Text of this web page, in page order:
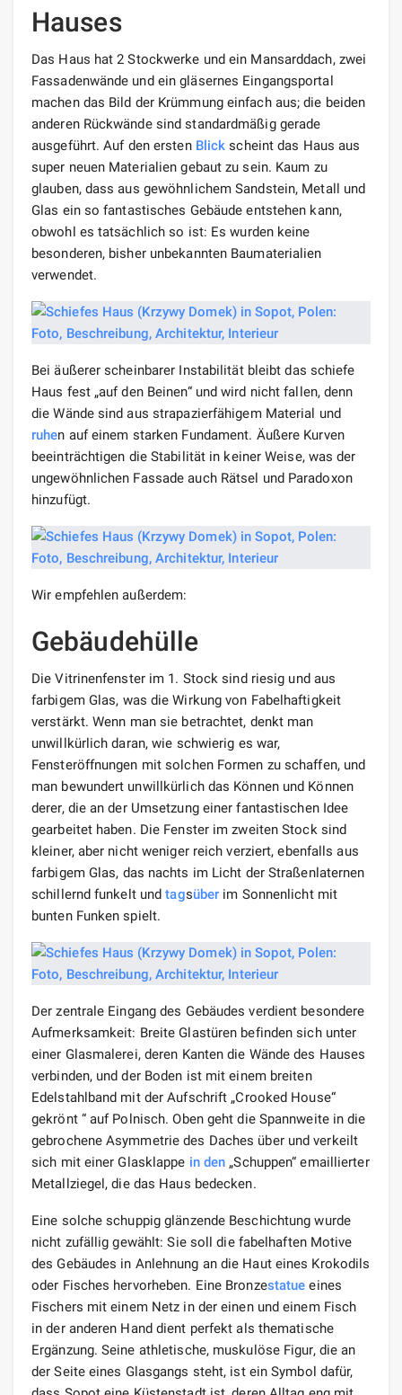
Hauses
Das Haus hat 2 Stockwerke und ein Mansarddach, zwei
Fassadenwände und ein gläsernes Eingangsportal
machen das Bild der Krümmung einfach aus; die beiden
anderen Rückwände sind standardmäßig gerade
ausgeführt. Auf den ersten Blick scheint das Haus aus
super neuen Materialien gebaut zu sein. Kaum zu
glauben, dass aus gewöhnlichem Sandstein, Metall und
Glas ein so fantastisches Gebäude entstehen kann,
obwohl es tatsächlich so ist: Es wurden keine
besonderen, bisher unbekannten Baumaterialien
verwendet.
Bei äußerer scheinbarer Instabilität bleibt das schiefe
Haus fest „auf den Beinen“ und wird nicht fallen, denn
die Wände sind aus strapazierfähigem Material und
ruhen auf einem starken Fundament. Äußere Kurven
beeinträchtigen die Stabilität in keiner Weise, was der
ungewöhnlichen Fassade auch Rätsel und Paradoxon
hinzufügt.
Wir empfehlen außerdem:
Gebäudehülle
Die Vitrinenfenster im 1. Stock sind riesig und aus
farbigem Glas, was die Wirkung von Fabelhaftigkeit
verstärkt. Wenn man sie betrachtet, denkt man
unwillkürlich daran, wie schwierig es war,
Fensteröffnungen mit solchen Formen zu schaffen, und
man bewundert unwillkürlich das Können und Können
derer, die an der Umsetzung einer fantastischen Idee
gearbeitet haben. Die Fenster im zweiten Stock sind
kleiner, aber nicht weniger reich verziert, ebenfalls aus
farbigem Glas, das nachts im Licht der Straßenlaternen
schillernd funkelt undtagsüber im Sonnenlicht mit
bunten Funken spielt.
Der zentrale Eingang des Gebäudes verdient besondere
Aufmerksamkeit: Breite Glastüren befinden sich unter
einer Glasmalerei, deren Kanten die Wände des Hauses
verbinden, und der Boden ist mit einem breiten
Edelstahlband mit der Aufschrift „Crooked House“
gekrönt “ auf Polnisch. Oben geht die Spannweite in die
gebrochene Asymmetrie des Daches über und verkeilt
sich mit einer Glasklappe in den „Schuppen“ emaillierter
Metallziegel, die das Haus bedecken.
Eine solche schuppig glänzende Beschichtung wurde
nicht zufällig gewählt: Sie soll die fabelhaften Motive
des Gebäudes in Anlehnung an die Haut eines Krokodils
oder Fisches hervorheben. Eine Bronzestatue eines
Fischers mit einem Netz in der einen und einem Fisch
in der anderen Hand dient perfekt als thematische
Ergänzung. Seine athletische, muskulöse Figur, die an
der Seite eines Glasgangs steht, ist ein Symbol dafür,